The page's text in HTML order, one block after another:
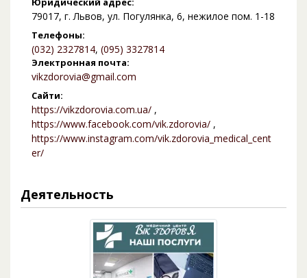
79017, г. Львов, ул. Погулянка, 6, нежилое пом. 1-18
Телефоны:
(032) 2327814, (095) 3327814
Электронная почта:
vikzdorovia@gmail.com
Сайти:
https://vikzdorovia.com.ua/ ,
https://www.facebook.com/vik.zdorovia/ ,
https://www.instagram.com/vik.zdorovia_medical_cent
er/
Деятельность